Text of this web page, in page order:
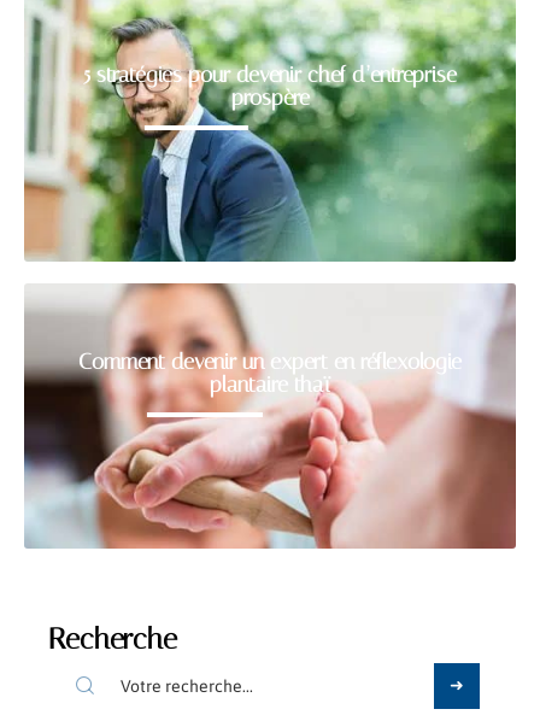
5 stratégies pour devenir chef d’entreprise
prospère
Comment devenir un expert en réflexologie
plantaire thaï
Recherche